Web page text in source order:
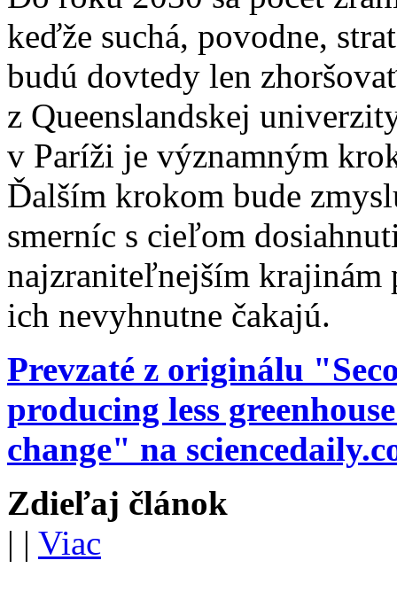
keďže suchá, povodne,
budú dovtedy len
z Queenslandskej
v Paríži je významným
Ďalším krokom bude
smerníc s cieľom
najzraniteľnejším krajinám
ich nevyhnutne čakajú.
Prevzaté z originálu
producing less
change" na
Zdieľaj článok
| | Viac